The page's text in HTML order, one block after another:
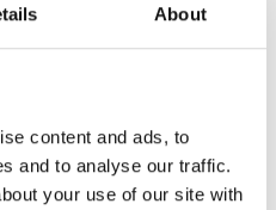
About
content and ads, to
and to analyse our traffic.
your use of our site with